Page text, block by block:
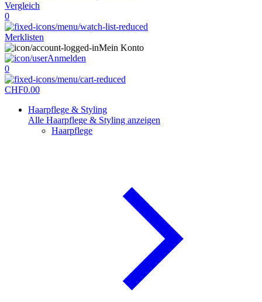
Vergleich
0
Merklisten
Mein Konto
Anmelden
0
CHF0.00
Haarpflege & Styling
Alle Haarpflege & Styling anzeigen
Haarpflege